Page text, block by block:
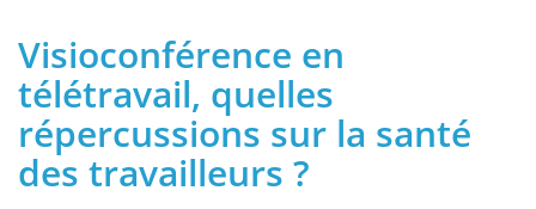
Visioconférence en
télétravail, quelles
répercussions sur la santé
des travailleurs ?